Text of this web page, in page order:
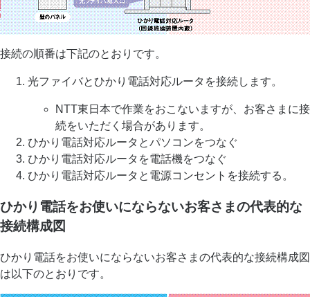
接続の順番は下記のとおりです。
光ファイバとひかり電話対応ルータを接続します。
NTT東日本で作業をおこないますが、お客さまに接
続をいただく場合があります。
ひかり電話対応ルータとパソコンをつなぐ
ひかり電話対応ルータを電話機をつなぐ
ひかり電話対応ルータと電源コンセントを接続する。
ひかり電話をお使いにならないお客さまの代表的な
接続構成図
ひかり電話をお使いにならないお客さまの代表的な接続構成図
は以下のとおりです。